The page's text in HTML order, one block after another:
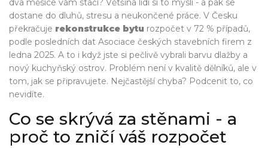
dva měsíce vám stačí? Většina lidí si to myslí - a pak se
dostane do dluhů, stresu a neukončené práce. V Česku
překračuje rekonstrukce bytu rozpočet v 72 % případů,
podle posledních dat Asociace českých stavebních firem z
ledna 2025. A to i když jste si pečlivě vybrali barvu dlažby a
nový kuchyňský ostrov. Problém není v kvalitě dělníků, ale v
tom, jak se připravujete. Nejčastější chyba? Podcenit to, co
nevidíte.
Co se skrývá za stěnami - a
proč to zničí váš rozpočet